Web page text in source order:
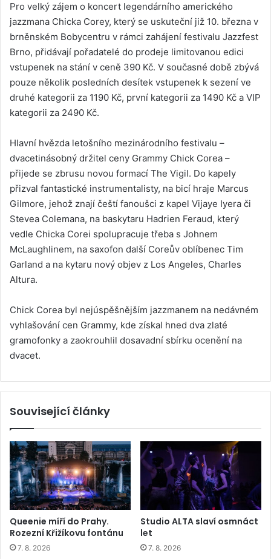
Pro velký zájem o koncert legendárního amerického
jazzmana Chicka Corey, který se uskuteční již 10. března v
brněnském Bobycentru v rámci zahájení festivalu Jazzfest
Brno, přidávají pořadatelé do prodeje limitovanou edici
vstupenek na stání v ceně 390 Kč. V současné době zbývá
pouze několik posledních desítek vstupenek k sezení ve
druhé kategorii za 1190 Kč, první kategorii za 1490 Kč a VIP
kategorii za 2490 Kč.
Hlavní hvězda letošního mezinárodního festivalu –
dvacetinásobný držitel ceny Grammy Chick Corea –
přijede se zbrusu novou formací The Vigil. Do kapely
přizval fantastické instrumentalisty, na bicí hraje Marcus
Gilmore, jehož znají čeští fanoušci z kapel Vijaye Iyera či
Stevea Colemana, na baskytaru Hadrien Feraud, který
vedle Chicka Corei spolupracuje třeba s Johnem
McLaughlinem, na saxofon další Coreův oblíbenec Tim
Garland a na kytaru nový objev z Los Angeles, Charles
Altura.
Chick Corea byl nejúspěšnějším jazzmanem na nedávném
vyhlašování cen Grammy, kde získal hned dva zlaté
gramofonky a zaokrouhlil dosavadní sbírku ocenění na
dvacet.
Související články
Queenie míří do Prahy.
Rozezní Křižíkovu fontánu
7. 8. 2026
Studio ALTA slaví osmnáct
let
7. 8. 2026